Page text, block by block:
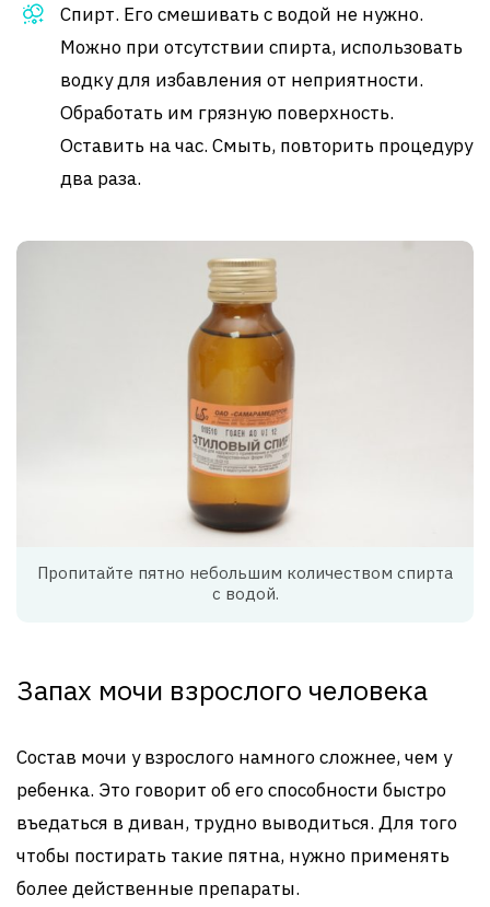
Спирт. Его смешивать с водой не нужно.
Можно при отсутствии спирта, использовать
водку для избавления от неприятности.
Обработать им грязную поверхность.
Оставить на час. Смыть, повторить процедуру
два раза.
Пропитайте пятно небольшим количеством спирта
с водой.
Запах мочи взрослого человека
Состав мочи у взрослого намного сложнее, чем у
ребенка. Это говорит об его способности быстро
въедаться в диван, трудно выводиться. Для того
чтобы постирать такие пятна, нужно применять
более действенные препараты.